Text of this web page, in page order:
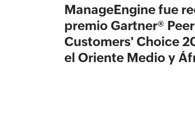
ManageEngine fue
premio Gartner®
Customers' Choice
el Oriente Medio y